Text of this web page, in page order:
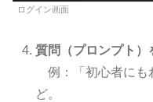
ログイン画面
質問（プロンプト
例：「初心者にも
ど。